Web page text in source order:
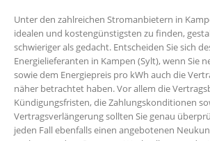
Unter den zahlreichen Stromanbietern in
idealen und kostengünstigsten zu finden,
schwieriger als gedacht. Entscheiden Sie sich
Energielieferanten in Kampen (Sylt), wenn Sie
sowie dem Energiepreis pro kWh auch die
näher betrachtet haben. Vor allem die
Kündigungsfristen, die Zahlungskonditionen
Vertragsverlängerung sollten Sie genau
jeden Fall ebenfalls einen angebotenen